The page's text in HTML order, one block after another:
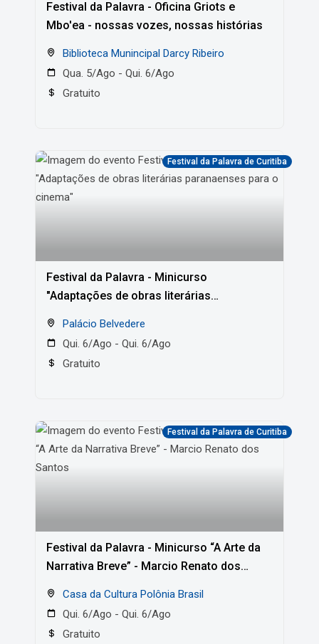
Festival da Palavra - Oficina Griots e
Mbo'ea - nossas vozes, nossas histórias
Biblioteca Munincipal Darcy Ribeiro
Qua. 5/Ago - Qui. 6/Ago
Gratuito
Festival da Palavra de Curitiba
Festival da Palavra - Minicurso
"Adaptações de obras literárias
Palácio Belvedere
Qui. 6/Ago - Qui. 6/Ago
Gratuito
Festival da Palavra de Curitiba
Festival da Palavra - Minicurso “A Arte da
Narrativa Breve” - Marcio Renato dos
Casa da Cultura Polônia Brasil
Qui. 6/Ago - Qui. 6/Ago
Gratuito